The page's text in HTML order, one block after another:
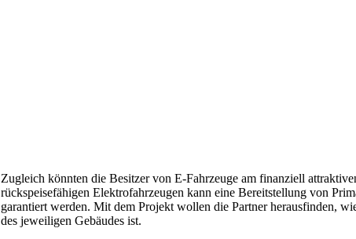
Zugleich könnten die Besitzer von E-Fahrzeuge am finanziell
rückspeisefähigen Elektrofahrzeugen kann eine Bereitstellung von
garantiert werden. Mit dem Projekt wollen die Partner herausfinden,
des jeweiligen Gebäudes ist.